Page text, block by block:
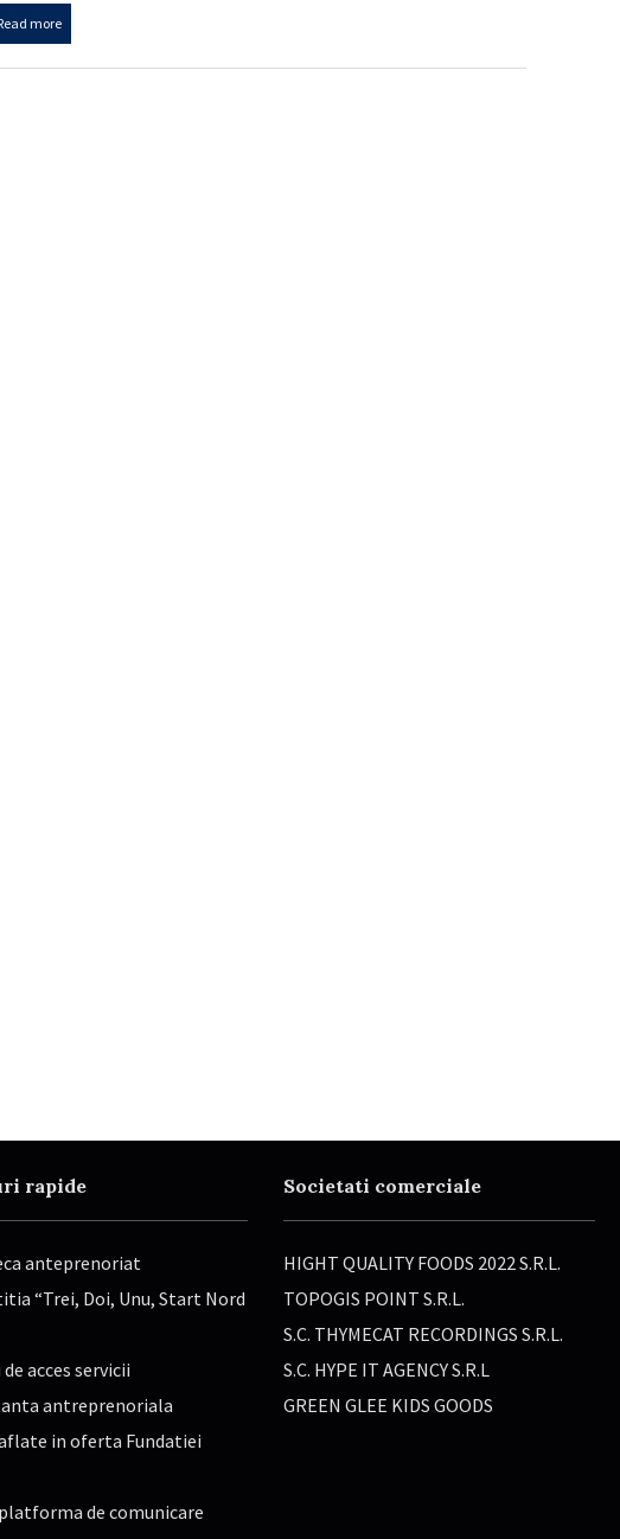
more
rapide
anteprenoriat
“Trei, Doi, Unu, Start Nord
acces servicii
antreprenoriala
in oferta Fundatiei
de comunicare
Societati comerciale
HIGHT QUALITY FOODS 2022 S.R.L.
TOPOGIS POINT S.R.L.
S.C. THYMECAT RECORDINGS S.R.L.
S.C. HYPE IT AGENCY S.R.L
GREEN GLEE KIDS GOODS